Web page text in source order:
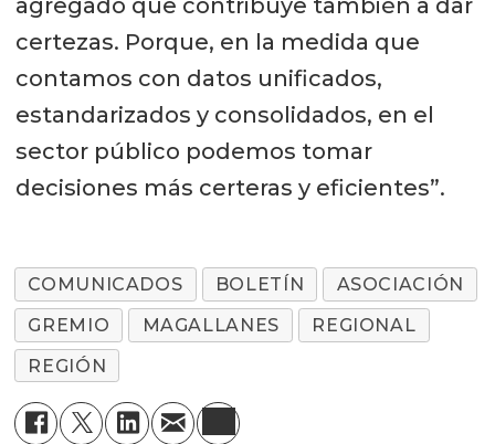
agregado que contribuye también a dar
certezas. Porque, en la medida que
contamos con datos unificados,
estandarizados y consolidados, en el
sector público podemos tomar
decisiones más certeras y eficientes”.
COMUNICADOS BOLETÍN
ASOCIACIÓN
GREMIO
MAGALLANES
REGIONAL
REGIÓN